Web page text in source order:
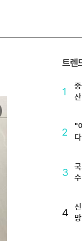
트렌
1
2
"
3
4